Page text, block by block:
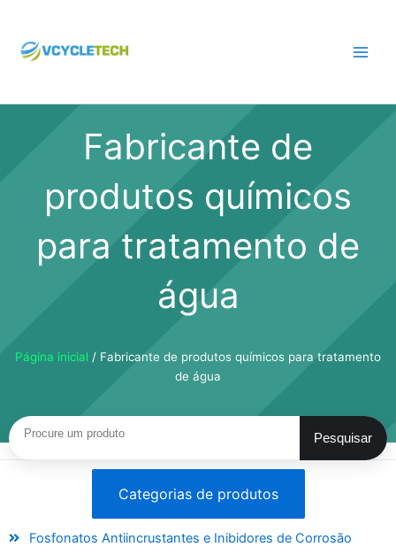
Fabricante de
produtos químicos
para tratamento de
água
Página inicial / Fabricante de produtos químicos para tratamento
de água
Pesquisar
Categorias de produtos
Fosfonatos Antiincrustantes e Inibidores de Corrosão